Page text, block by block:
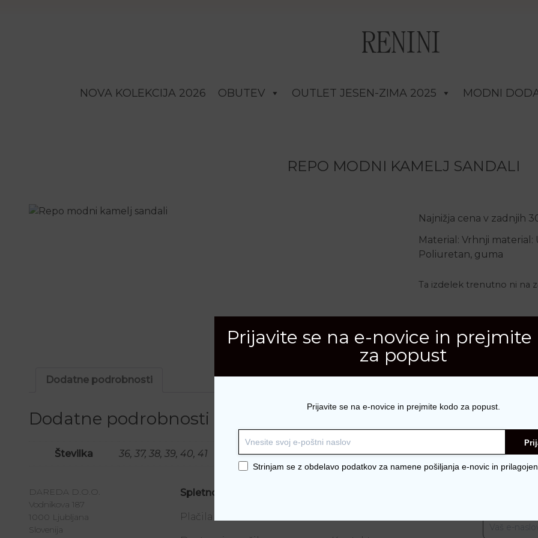
NOVA KOLEKCIJA 2026 OBUTEV OUTLET JESEN-ZIMA 2025 MODNI
REPO MODNI KAMELJ SANDALI
Najnižja cena v zadnjih
Material: Vrhnji material:
Poliuretan, guma
Ta izdelek trenutno ni na
Kategorije: Obutev ,
Dodatne podrobnosti
Dodatne podrobnosti
Številka 36, 37, 38, 39, 40, 41
DAREDA D.O.O.
Vodnikova 187
1000 Ljubljana
Slovenija
Spletno nakupovanje
Plačila
Prijavite se na e-novice in prejmite
za popust
Prijavite se na e-novice in prejmite kodo za popust.
Strinjam se z obdelavo podatkov za namene pošiljanja e-novic in